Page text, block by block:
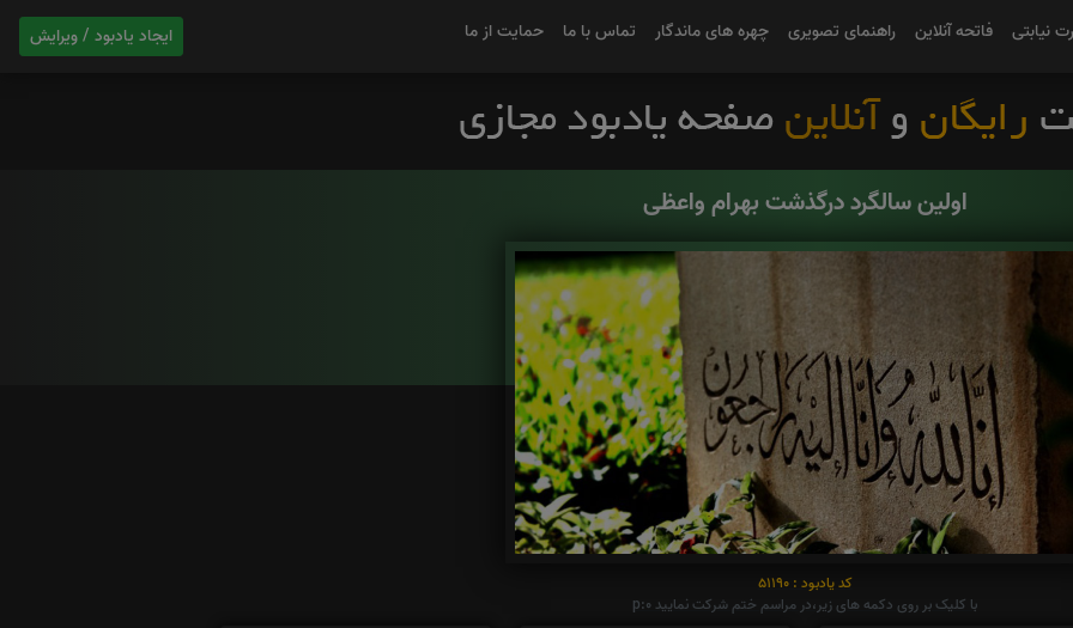
ایجاد یادبود / ویرایش نیابتی فاتحه آنلاین راهنمای تصویری چهره های ماندگار تماس با ما حمایت از ما
اولین سالگرد درگذشت بهرام واعظی
کد یادبود : 51190
با کلیک بر روی دکمه های زیر،در مراسم ختم شرکت نمایید p:0